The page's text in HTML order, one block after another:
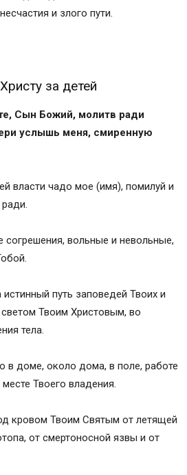
и злого пути.
за детей
Сын Божий, молитв ради
услышь меня, смиренную
власти чадо мое (имя), помилуй и
согрешения, вольные и невольные,
истинный путь заповедей Твоих и
Твоим Христовым, во
тела.
в доме, около дома, в поле, работе
Твоего владения.
кровом Твоим Святым от летящей
от смертоносной язвы и от